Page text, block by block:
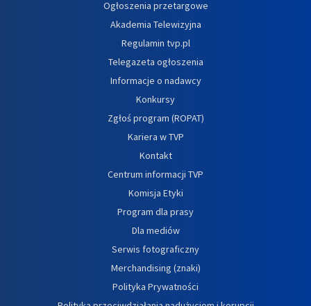
Ogłoszenia przetargowe
Akademia Telewizyjna
Regulamin tvp.pl
Telegazeta ogłoszenia
Informacje o nadawcy
Konkursy
Zgłoś program (ROPAT)
Kariera w TVP
Kontakt
Centrum informacji TVP
Komisja Etyki
Program dla prasy
Dla mediów
Serwis fotograficzny
Merchandising (znaki)
Polityka Prywatności